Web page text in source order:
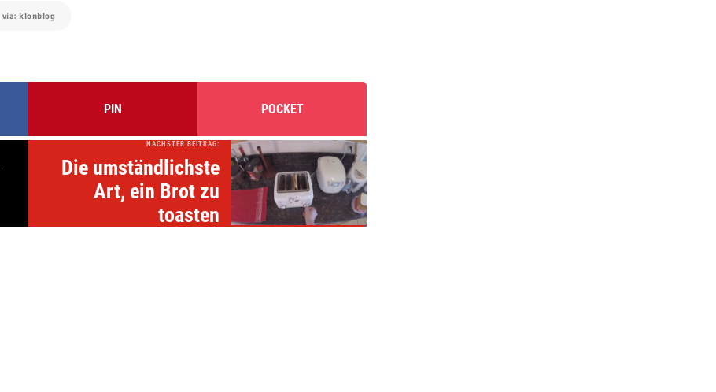
via: klonblog
PIN POCKET
NÄCHSTER BEITRAG:
Die umständlichste
Art, ein Brot zu
toasten